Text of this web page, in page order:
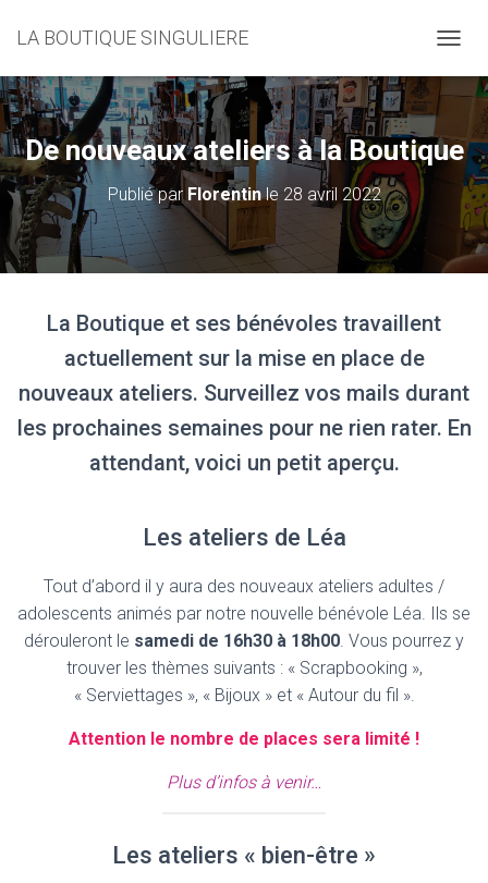
LA BOUTIQUE SINGULIERE
É
P
I
E
A
N
De nouveaux ateliers à la Boutique
Publié parFlorentinle 28 avril 2022
La Boutique et ses bénévoles travaillent
actuellement sur la mise en place de
nouveaux ateliers. Surveillez vos mails durant
les prochaines semaines pour ne rien rater. En
attendant, voici un petit aperçu.
Les ateliers de Léa
Tout d’abord il y aura des nouveaux ateliers adultes /
adolescents animés par notre nouvelle bénévole Léa. Ils se
dérouleront le samedi de 16h30 à 18h00. Vous pourrez y
trouver les thèmes suivants : « Scrapbooking »,
« Serviettages », « Bijoux » et « Autour du fil ».
Attention le nombre de places sera limité !
Plus d’infos à venir…
Les ateliers « bien-être »